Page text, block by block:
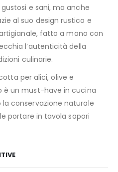
e sani, ma anche
al suo design rustico e
fatto a mano con
l’autenticità della
culinarie.
per alici, olive e
è un must-have in cucina
conservazione naturale
portare in tavola sapori